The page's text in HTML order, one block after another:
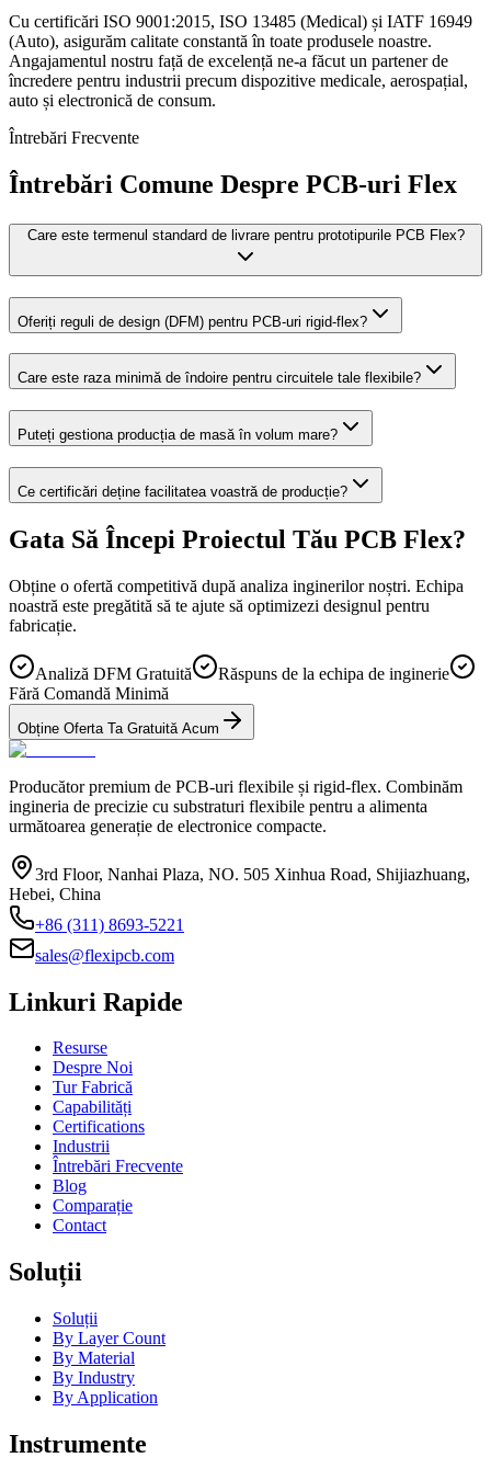
Cu certificări ISO 9001:2015, ISO 13485 (Medical) și IATF 16949
(Auto), asigurăm calitate constantă în toate produsele noastre.
Angajamentul nostru față de excelență ne-a făcut un partener de
încredere pentru industrii precum dispozitive medicale, aerospațial,
auto și electronică de consum.
Întrebări Frecvente
Întrebări Comune Despre PCB-uri Flex
Care este termenul standard de livrare pentru prototipurile PCB Flex?
Oferiți reguli de design (DFM) pentru PCB-uri rigid-flex?
Care este raza minimă de îndoire pentru circuitele tale flexibile?
Puteți gestiona producția de masă în volum mare?
Ce certificări deține facilitatea voastră de producție?
Gata Să Începi Proiectul Tău PCB Flex?
Obține o ofertă competitivă după analiza inginerilor noștri. Echipa
noastră este pregătită să te ajute să optimizezi designul pentru
fabricație.
Analiză DFM Gratuită
Răspuns de la echipa de inginerie
Fără Comandă Minimă
Obține Oferta Ta Gratuită Acum
Producător premium de PCB-uri flexibile și rigid-flex. Combinăm
ingineria de precizie cu substraturi flexibile pentru a alimenta
următoarea generație de electronice compacte.
3rd Floor, Nanhai Plaza, NO. 505 Xinhua Road, Shijiazhuang,
Hebei, China
+86 (311) 8693-5221
sales@flexipcb.com
Linkuri Rapide
Resurse
Despre Noi
Tur Fabrică
Capabilități
Certifications
Industrii
Întrebări Frecvente
Blog
Comparație
Contact
Soluții
Soluții
By Layer Count
By Material
By Industry
By Application
Instrumente